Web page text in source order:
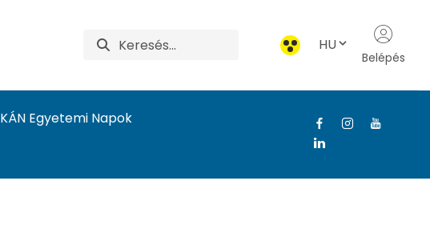
HU
Belépés
KÁN Egyetemi Napok